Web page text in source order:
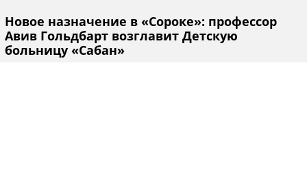
Новое назначение в «Сороке»: профессор
Авив Гольдбарт возглавит Детскую
больницу «Сабан»